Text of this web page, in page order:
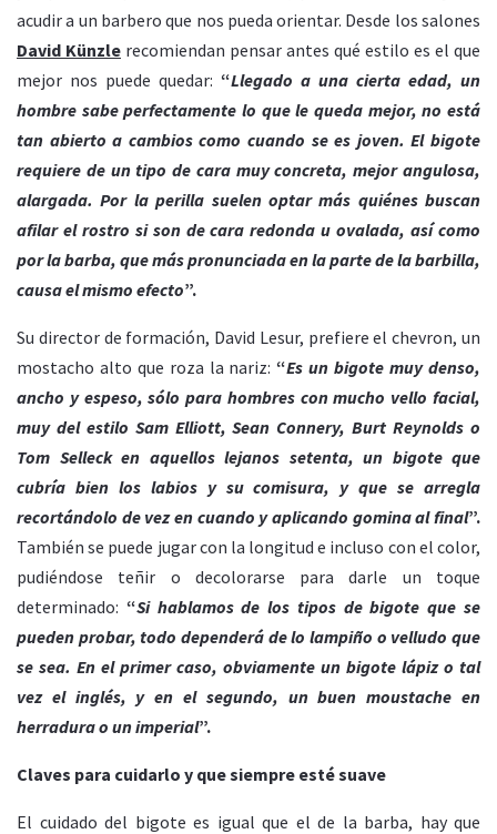
acudir a un barbero que nos pueda orientar. Desde los salones
David Künzle recomiendan pensar antes qué estilo es el que
mejor nos puede quedar: “Llegado a una cierta edad, un
hombre sabe perfectamente lo que le queda mejor, no está
tan abierto a cambios como cuando se es joven. El bigote
requiere de un tipo de cara muy concreta, mejor angulosa,
alargada. Por la perilla suelen optar más quiénes buscan
afilar el rostro si son de cara redonda u ovalada, así como
por la barba, que más pronunciada en la parte de la barbilla,
causa el mismo efecto”.
Su director de formación, David Lesur, prefiere el chevron, un
mostacho alto que roza la nariz: “Es un bigote muy denso,
ancho y espeso, sólo para hombres con mucho vello facial,
muy del estilo Sam Elliott, Sean Connery, Burt Reynolds o
Tom Selleck en aquellos lejanos setenta, un bigote que
cubría bien los labios y su comisura, y que se arregla
recortándolo de vez en cuando y aplicando gomina al final”.
También se puede jugar con la longitud e incluso con el color,
pudiéndose teñir o decolorarse para darle un toque
determinado: “Si hablamos de los tipos de bigote que se
pueden probar, todo dependerá de lo lampiño o velludo que
se sea. En el primer caso, obviamente un bigote lápiz o tal
vez el inglés, y en el segundo, un buen moustache en
herradura o un imperial”.
Claves para cuidarlo y que siempre esté suave
El cuidado del bigote es igual que el de la barba, hay que